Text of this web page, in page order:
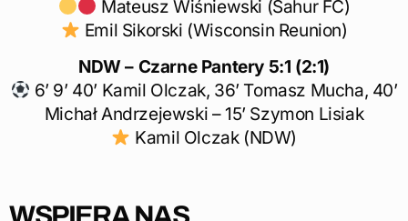
Mateusz Wiśniewski (Sahur FC)
Emil Sikorski (Wisconsin Reunion)
NDW – Czarne Pantery 5:1 (2:1)
6’ 9’ 40’ Kamil Olczak, 36’ Tomasz Mucha, 40’
Michał Andrzejewski – 15’ Szymon Lisiak
Kamil Olczak (NDW)